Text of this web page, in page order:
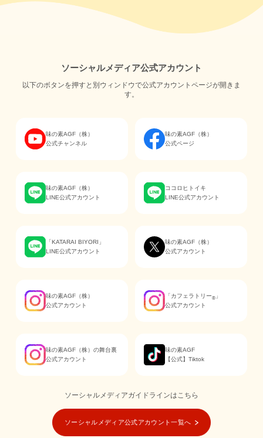
ソーシャルメディア公式アカウント
以下のボタンを押すと別ウィンドウで公式アカウントページが開きま
す。
味の素AGF（株）
公式チャンネル
味の素AGF（株）
公式ページ
味の素AGF（株）
LINE公式アカウント
ココロヒトイキ
LINE公式アカウント
「KATARAI BIYORI」
LINE公式アカウント
味の素AGF（株）
公式アカウント
味の素AGF（株）
公式アカウント
「カフェラトリー® 」
公式アカウント
味の素AGF（株）の舞台裏
公式アカウント
味の素AGF
【公式】Tiktok
ソーシャルメディアガイドラインはこちら
ソーシャルメディア公式アカウント一覧へ